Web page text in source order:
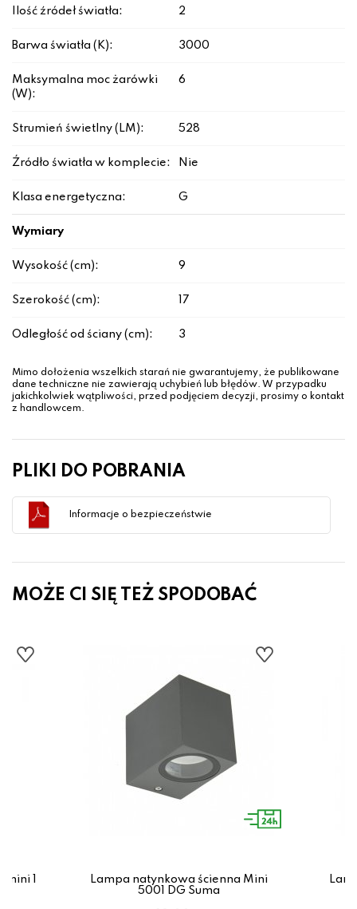
Ilość źródeł światła: 2
Barwa światła (K): 3000
Maksymalna moc żarówki
(W):
6
Strumień świetlny (LM): 528
Źródło światła w komplecie: Nie
Klasa energetyczna: G
Wymiary
Wysokość (cm): 9
Szerokość (cm): 17
Odległość od ściany (cm): 3
Mimo dołożenia wszelkich starań nie gwarantujemy, że publikowane
dane techniczne nie zawierają uchybień lub błędów. W przypadku
jakichkolwiek wątpliwości, przed podjęciem decyzji, prosimy o kontakt
z handlowcem.
PLIKI DO POBRANIA
Informacje o bezpieczeństwie
MOŻE CI SIĘ TEŻ SPODOBAĆ
1
Lampa natynkowa ścienna Mini
5001 DG Suma